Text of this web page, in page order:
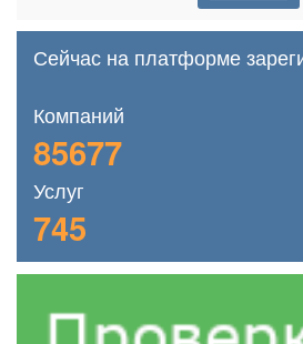
Сейчас на платформе
Компаний
85677
Услуг
745